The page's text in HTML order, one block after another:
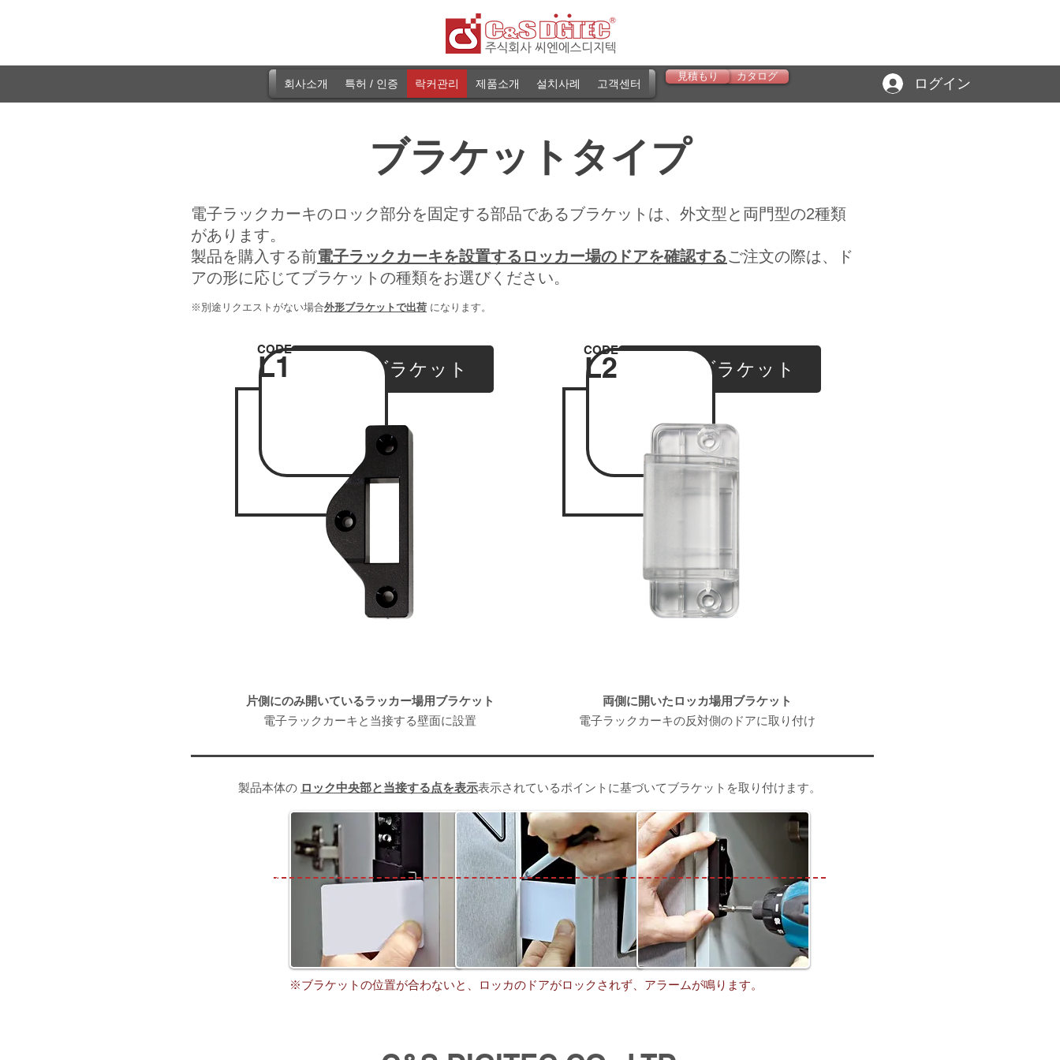
회사소개 특허 / 인증 락커관리 제품소개 설치사례 고객센터
カタログ
見積もり ログイン
ブラケットタイプ
電子ラックカーキのロック部分を固定する部品であるブラケットは、外文型と両門型の2種類
があります。
製品を購入する前電子ラックカーキを設置するロッカー場のドアを確認するご注文の際は、ド
アの形に応じてブラケットの種類をお選びください。
​※別途リクエストがない場合外形ブラケットで出荷 になります。
外門形ブラケット
CODE
L1
片側にのみ開いているラッカー場用ブラケット
​電子ラックカーキと当接する壁面に設置
両門形ブラケット
CODE
L2
両側に開いたロッカ場用ブラケット
​電子ラックカーキの反対側のドアに取り付け
製品本体の ロック中央部と当接する点を表示表示されているポイントに基づいてブラケットを取り付けます。
ロック中央
※ブラケットの位置が合わないと、ロッカのドアがロックされず、アラームが鳴ります。